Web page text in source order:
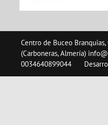
Centro de Buceo
(Carboneras, Almería)
0034640899044